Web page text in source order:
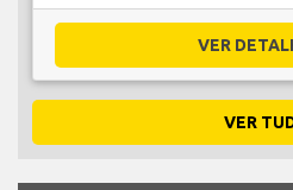
VER
VER